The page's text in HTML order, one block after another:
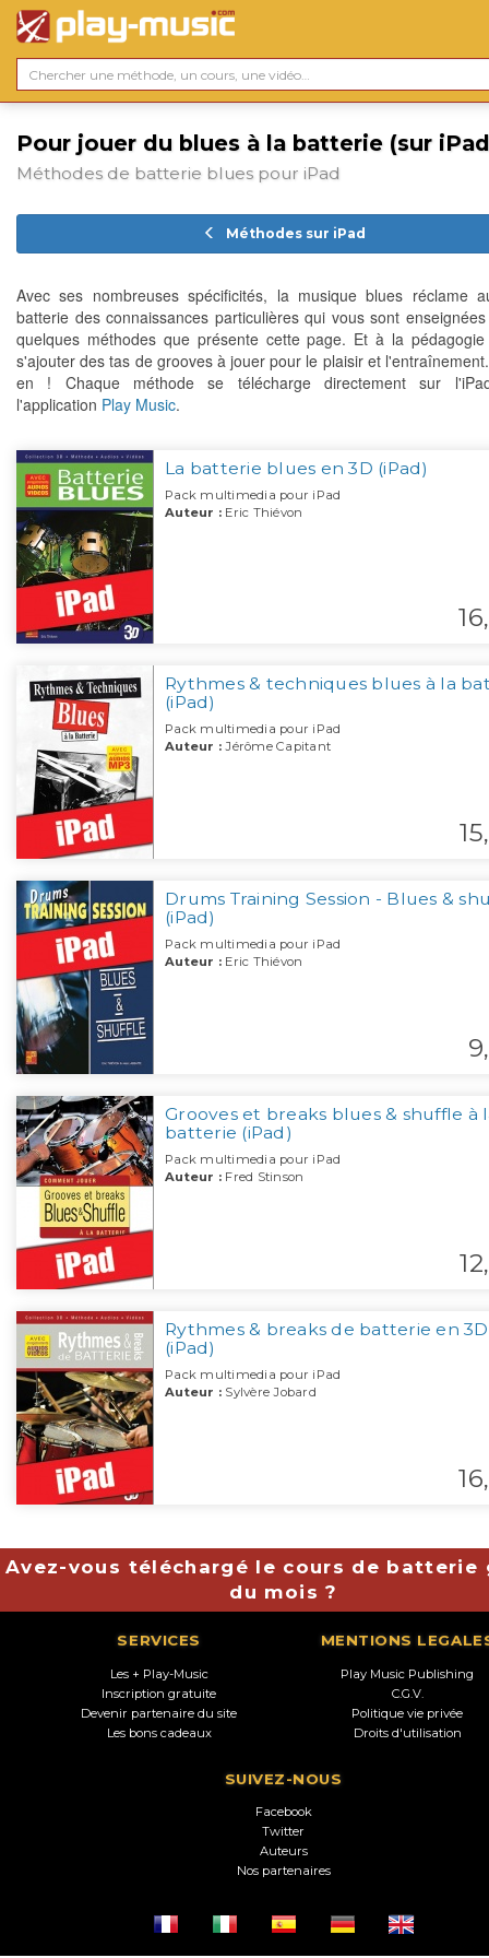
Pour jouer du blues à la batterie (sur
Méthodes de batterie blues pour iPad
Méthodes sur iPad
Avec ses nombreuses spécificités, la musique blues réclame
batterie des connaissances particulières qui vous sont
quelques méthodes que présente cette page. Et à la pédagogie
s'ajouter des tas de grooves à jouer pour le plaisir et
en ! Chaque méthode se télécharge directement sur
l'application Play Music.
La batterie blues en 3D (iPad)
Pack multimedia pour iPad
Auteur : Eric Thiévon
16,
Rythmes & techniques blues à la
(iPad)
Pack multimedia pour iPad
Auteur : Jérôme Capitant
15,
Drums Training Session - Blues &
(iPad)
Pack multimedia pour iPad
Auteur : Eric Thiévon
9,
Grooves et breaks blues & shuffle à
batterie (iPad)
Pack multimedia pour iPad
Auteur : Fred Stinson
12,
Rythmes & breaks de batterie en 3D
(iPad)
Pack multimedia pour iPad
Auteur : Sylvère Jobard
16,
Avez-vous téléchargé le cours de batterie
du mois ?
SERVICES
Les + Play-Music
Inscription gratuite
Devenir partenaire du site
Les bons cadeaux
MENTIONS
Play Music Publishing
C.G.V.
Politique vie privée
Droits d'utilisation
SUIVEZ-NOUS
Facebook
Twitter
Auteurs
Nos partenaires